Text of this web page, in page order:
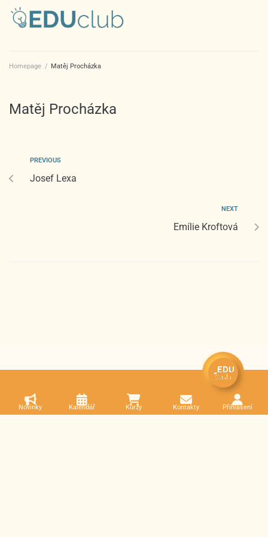
Homepage / Matěj Procházka
Matěj Procházka
PREVIOUS
Josef Lexa
NEXT
Emílie Kroftová
Novinky Kalendář Kurzy Kontakty Přihlášení